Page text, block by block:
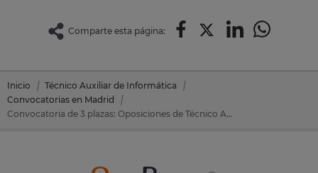
Comparte esta página:
Inicio
Técnico Auxiliar de Informática
Convocatorias en Madrid
Convocatoria de 3 plazas: Oposiciones de Técnico Auxiliar de Informática en Móstoles (Madrid)